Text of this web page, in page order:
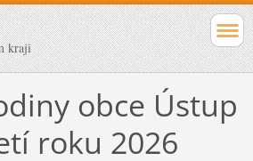
kraji
obce Ústup
roku 2026